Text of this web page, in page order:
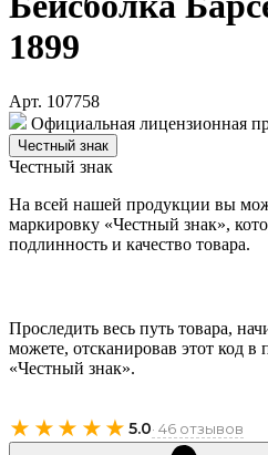
1899
Арт. 107758
Официальная лицензионная
Честный знак
Честный знак
На всей нашей продукции вы
маркировку «Честный знак»,
подлинность и качество товара.
Проследить весь путь товара,
можете, отсканировав этот код
«Честный знак».
★★★★★ 5.0· 46 отзывов